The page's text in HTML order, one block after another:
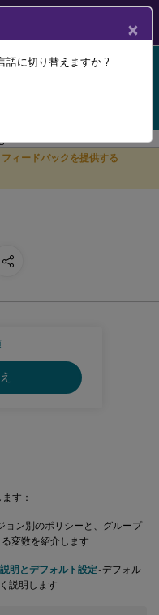
end-of-life
1912 LTSR
す：
ョン別のポリシーと、グループ
変数を紹介します
明とデフォルト設定- デフォル
説明します
フィードバックを提供する
×
語に切り替えますか ?